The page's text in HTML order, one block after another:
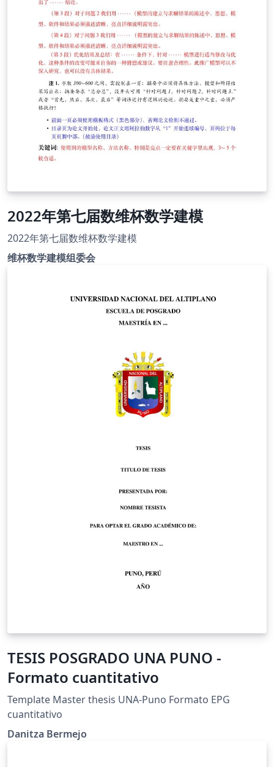
2022年第七届数维杯数学建模
2022年第七届数维杯数学建模
维杯数学建模组委会
TESIS POSGRADO UNA PUNO -
Formato cuantitativo
Template Master thesis UNA-Puno Formato EPG
cuantitativo
Danitza Bermejo